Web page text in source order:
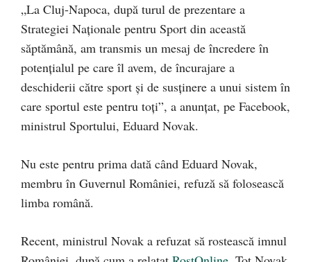
„La Cluj-Napoca, după turul de prezentare a
Strategiei Naționale pentru Sport din această
săptămână, am transmis un mesaj de încredere în
potențialul pe care îl avem, de încurajare a
deschiderii către sport și de susținere a unui sistem în
care sportul este pentru toți”, a anunțat, pe Facebook,
ministrul Sportului, Eduard Novak.
Nu este pentru prima dată când Eduard Novak,
membru în Guvernul României, refuză să folosească
limba română.
Recent, ministrul Novak a refuzat să rostească imnul